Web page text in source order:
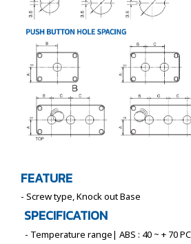
FEATURE
- Screw type, Knock out Base
SPECIFICATION
- Temperature range| ABS : 40 ~ + 70